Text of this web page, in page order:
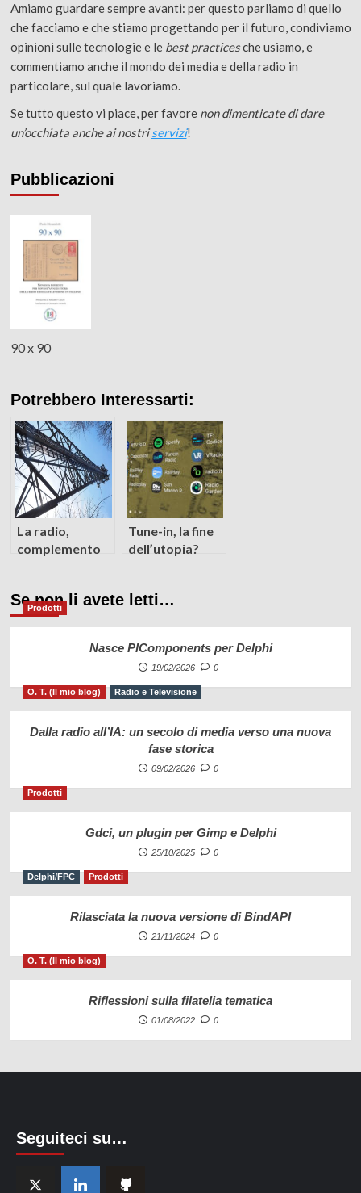
Amiamo guardare sempre avanti: per questo parliamo di quello
che facciamo e che stiamo progettando per il futuro, condiviamo
opinioni sulle tecnologie e le best practicesche usiamo, e
commentiamo anche il mondo dei media e della radio in
particolare, sul quale lavoriamo.
Se tutto questo vi piace, per favore non dimenticate di dare
un’occhiata anche ai nostriservizi!
Pubblicazioni
90 x 90
Potrebbero Interessarti:
La radio,
complemento
Tune-in, la fine
dell’utopia?
Se non li avete letti…
Prodotti
Nasce PlComponents per Delphi
19/02/2026 0
O. T. (Il mio blog) Radio e Televisione
Dalla radio all’IA: un secolo di media verso una nuova
fase storica
09/02/2026 0
Prodotti
Gdci, un plugin per Gimp e Delphi
25/10/2025 0
Delphi/FPC Prodotti
Rilasciata la nuova versione di BindAPI
21/11/2024 0
O. T. (Il mio blog)
Riflessioni sulla filatelia tematica
01/08/2022 0
Seguiteci su…